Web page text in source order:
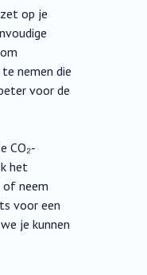
op je
nemen die
voor de
CO₂-
het
of neem
voor een
je kunnen